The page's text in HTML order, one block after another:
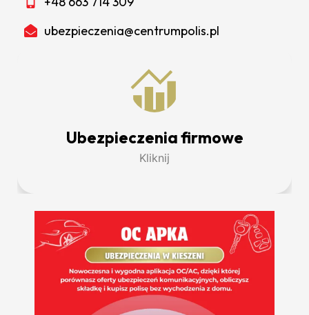
ubezpieczenia@centrumpolis.pl
Ubezpieczenia firmowe
Kliknij